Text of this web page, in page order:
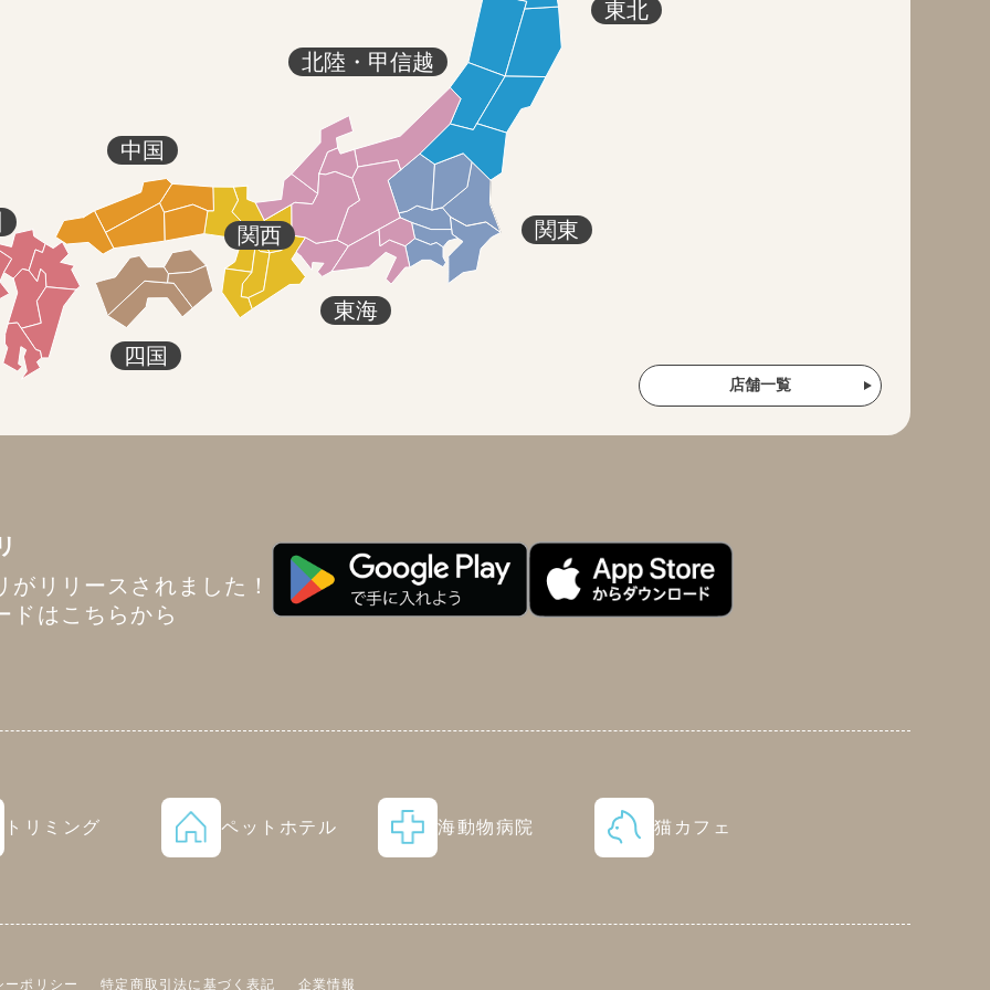
東北
関東
北陸・甲信越
東海
関西
四国
中国
店舗一覧
がリリースされました！
ドはこちらから
トリミング ペットホテル 海動物病院 猫カフェ
ーポリシー 特定商取引法に基づく表記 企業情報